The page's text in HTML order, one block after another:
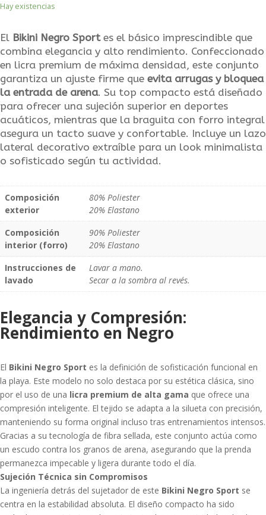
Hay existencias
El Bikini Negro Sportes el básico imprescindible que
combina elegancia y alto rendimiento. Confeccionado
en licra premium de máxima densidad, este conjunto
garantiza un ajuste firme que evita arrugas y bloquea
la entrada de arena. Su top compacto está diseñado
para ofrecer una sujeción superior en deportes
acuáticos, mientras que la braguita con forro integral
asegura un tacto suave y confortable. Incluye un lazo
lateral decorativo extraíble para un look minimalista
o sofisticado según tu actividad.
Composición
exterior
80% Poliester
20% Elastano
Composición
interior (forro)
90% Poliester
20% Elastano
Instrucciones de
lavado
Lavar a mano.
Secar a la sombra al revés.
Elegancia y Compresión:
Rendimiento en Negro
El Bikini Negro Sport es la definición de sofisticación funcional en
la playa. Este modelo no solo destaca por su estética clásica, sino
por el uso de una licra premium de alta gama que ofrece una
compresión inteligente. El tejido se adapta a la silueta con precisión,
manteniendo su forma original incluso tras entrenamientos intensos.
Gracias a su tecnología de fibra sellada, este conjunto actúa como
un escudo contra los granos de arena, asegurando que la prenda
permanezca impecable y ligera durante todo el día.
Sujeción Técnica sin Compromisos
La ingeniería detrás del sujetador de este Bikini Negro Sport se
centra en la estabilidad absoluta. El diseño compacto ha sido